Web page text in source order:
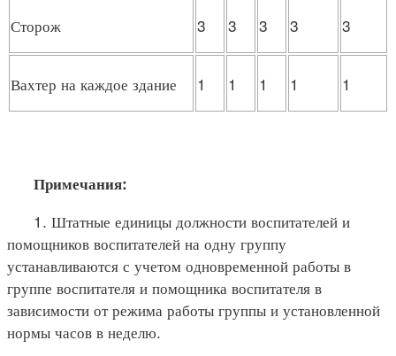
Сторож 3 3 3 3 3
Вахтер на каждое здание 1 1 1 1 1
Примечания:
1. Штатные единицы должности воспитателей и
помощников воспитателей на одну группу
устанавливаются с учетом одновременной работы в
группе воспитателя и помощника воспитателя в
зависимости от режима работы группы и установленной
нормы часов в неделю.